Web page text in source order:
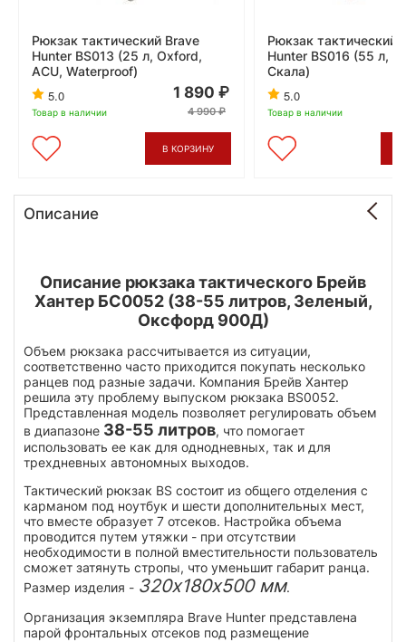
Рюкзак тактический Brave
Hunter BS013 (25 л, Oxford,
ACU, Waterproof)
5.0
Товар в наличии
1 890
4 990
В КОРЗИНУ
Рюкзак тактический
Hunter BS016 (55 л,
Скала)
5.0
Товар в наличии
Описание
Описание рюкзака тактического Брейв
Хантер БС0052 (38-55 литров, Зеленый,
Оксфорд 900Д)
Объем рюкзака рассчитывается из ситуации,
соответственно часто приходится покупать несколько
ранцев под разные задачи. Компания Брейв Хантер
решила эту проблему выпуском рюкзака BS0052.
Представленная модель позволяет регулировать объем
в диапазоне 38-55 литров, что помогает
использовать ее как для однодневных, так и для
трехдневных автономных выходов.
Тактический рюкзак BS состоит из общего отделения с
карманом под ноутбук и шести дополнительных мест,
что вместе образует 7 отсеков. Настройка объема
проводится путем утяжки - при отсутствии
необходимости в полной вместительности пользователь
сможет затянуть стропы, что уменьшит габарит ранца.
Размер изделия - 320х180х500 мм.
Организация экземпляра Brave Hunter представлена
парой фронтальных отсеков под размещение